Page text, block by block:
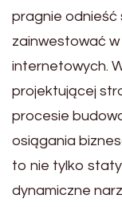
pragnie odnieść
zainwestować
internetowych.
projektującej
procesie
osiągania
to nie tylko
dynamiczne